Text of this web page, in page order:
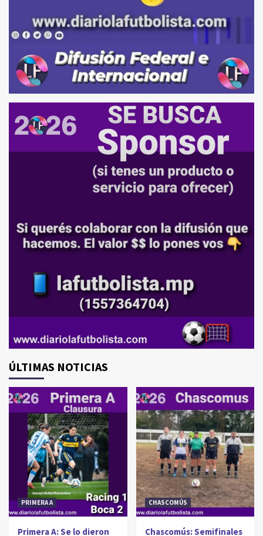
ÚLTIMAS NOTICIAS
PRIMERA A
Primera A: Se lo dieron
CHASCOMÚS
Chascomús: Semifinales